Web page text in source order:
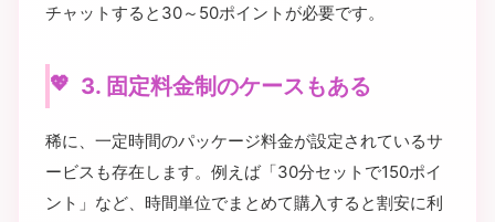
チャットすると30～50ポイントが必要です。
3. 固定料金制のケースもある
稀に、一定時間のパッケージ料金が設定されているサ
ービスも存在します。例えば「30分セットで150ポイ
ント」など、時間単位でまとめて購入すると割安に利